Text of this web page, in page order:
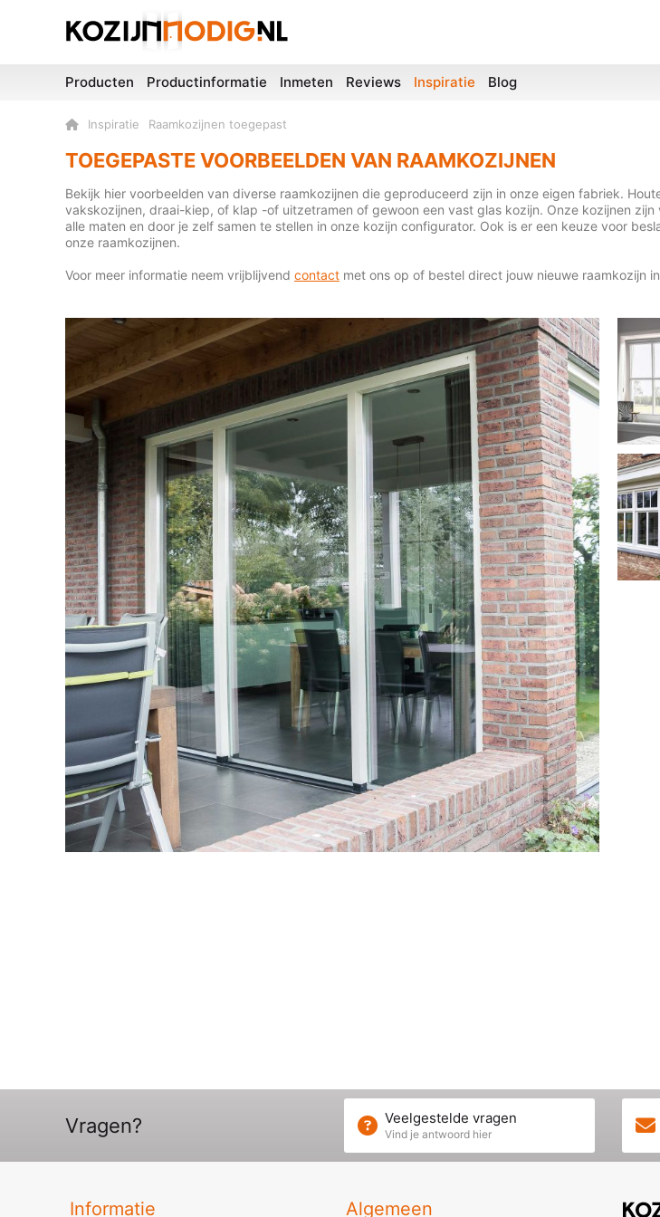
Producten Productinformatie Inmeten Reviews Inspiratie Blog
Inspiratie Raamkozijnen toegepast
TOEGEPASTE VOORBEELDEN VAN RAAMKOZIJNEN
Bekijk hier voorbeelden van diverse raamkozijnen die geproduceerd zijn in onze eigen fabriek.
vakskozijnen, draai-kiep, of klap -of uitzetramen of gewoon een vast glas kozijn. Onze kozijnen zijn
alle maten en door je zelf samen te stellen in onze kozijn configurator. Ook is er een keuze voor
onze raamkozijnen.
Voor meer informatie neem vrijblijvend contact met ons op of bestel direct jouw nieuwe raamkozijn
Vragen? Veelgestelde vragen
Vind je antwoord hier
Informatie Algemeen